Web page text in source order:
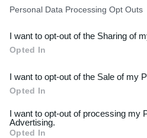
Downstream Participants
third parties.
Please note that this
not limited to your visit or
Personal Data Processing Opt Outs
I want to opt-out of the Sharing of
Opted In
I want to opt-out of the Sale of my
Opted In
I want to opt-out of processing my
Advertising.
Opted In